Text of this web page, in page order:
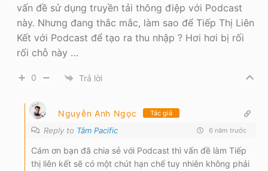
vấn đề sử dụng truyền tải thông điệp với Podcast
này. Nhưng đang thắc mắc, làm sao để Tiếp Thị Liên
Kết với Podcast để tạo ra thu nhập ? Hơi hơi bị rối
rối chỗ này …
0 Trả lời
Nguyễn Anh Ngọc Tác giả
Reply to Tâm Pacific 6 năm trước
Cám ơn bạn đã chia sẻ với Podcast thì vấn đề làm Tiếp
thị liên kết sẽ có một chút hạn chế tuy nhiên không phải